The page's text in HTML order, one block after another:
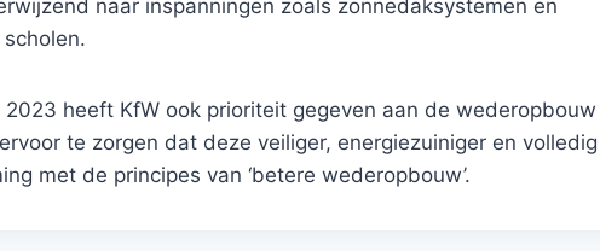
naar inspanningen zoals zonnedaksystemen en
heeft KfW ook prioriteit gegeven aan de wederopbouw
te zorgen dat deze veiliger, energiezuiniger en volledig
met de principes van ‘betere wederopbouw’.